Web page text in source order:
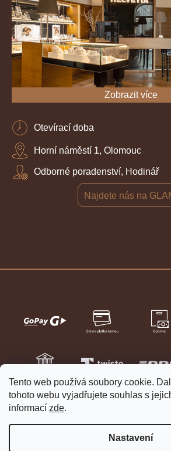
Tento web používá soubory cookie.
tohoto webu vyjadřujete souhlas s
informací zde.
Nastavení
Zobrazit více
Otevírací doba
Horní náměstí 1, Olomouc
Odborné poradenství, Hodinář
Najdete nás na